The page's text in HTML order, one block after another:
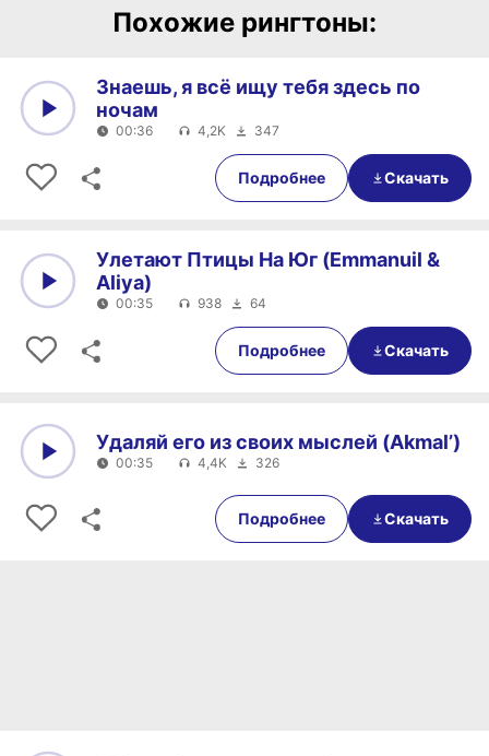
Похожие рингтоны:
00:36
Знаешь, я всё ищу тебя здесь по
ночам
00:36 4,2K 347
Подробнее Скачать
00:35
Улетают Птицы На Юг (Emmanuil &
Aliya)
00:35 938 64
Подробнее Скачать
00:35
Удаляй его из своих мыслей (Akmal’)
00:35 4,4K 326
Подробнее Скачать